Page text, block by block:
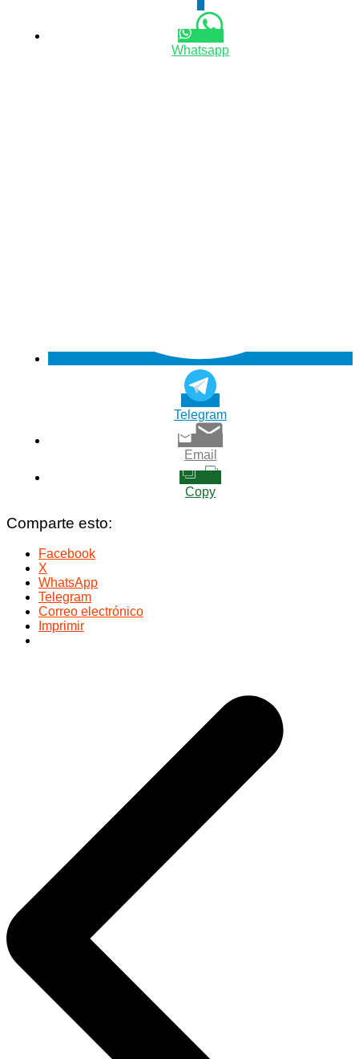
Whatsapp
Telegram
Email
Copy
Comparte esto:
Facebook
X
WhatsApp
Telegram
Correo electrónico
Imprimir